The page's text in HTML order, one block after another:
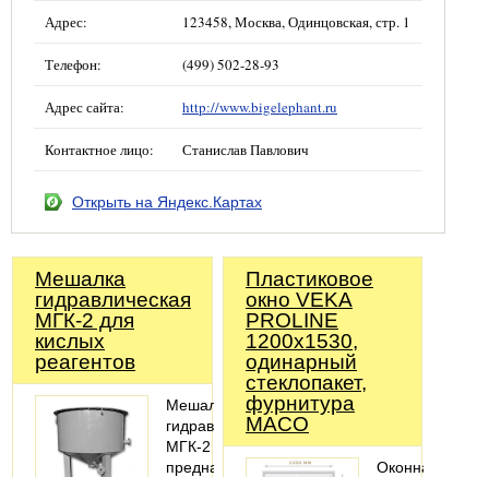
Адрес: 123458, Москва, Одинцовская, стр. 1
Телефон: (499) 502-28-93
Адрес сайта: http://www.bigelephant.ru
Контактное лицо: Станислав Павлович
Открыть на Яндекс.Картах
Мешалка
гидравлическая
МГК-2 для
кислых
реагентов
Мешалка
гидравлическая
МГК-2
предназначена
Пластиковое
окно VEKA
PROLINE
1200х1530,
одинарный
стеклопакет,
фурнитура
MACO
Оконная